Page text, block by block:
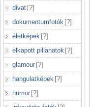
divat [?]
dokumentumfotók [?]
életképek [?]
elkapott pillanatok [?]
glamour [?]
hangulatképek [?]
humor [?]